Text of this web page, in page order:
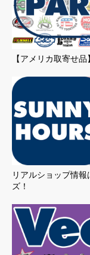
【アメリカ取寄せ
リアルショップ情
ズ！